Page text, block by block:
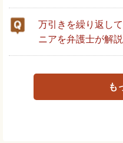
万引きを繰り返し
ニアを弁護士が解説
も